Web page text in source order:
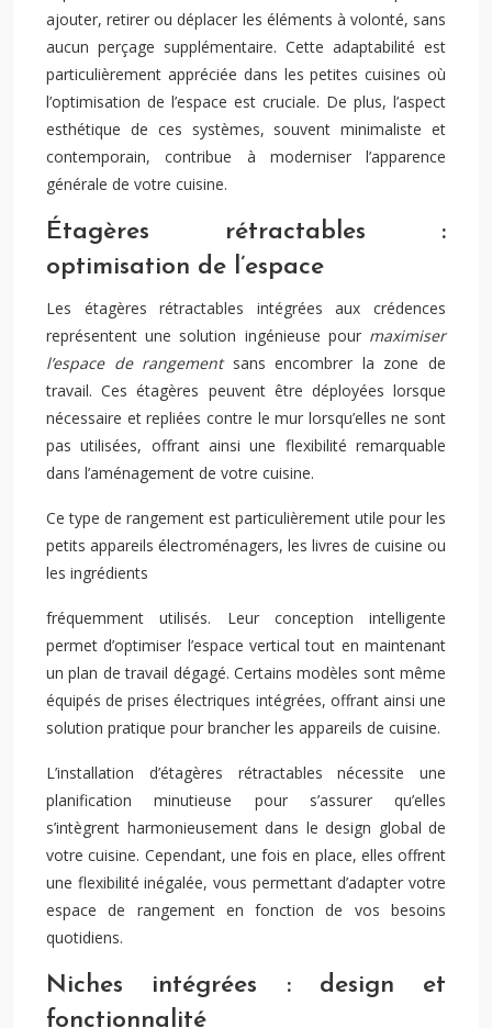
ajouter, retirer ou déplacer les éléments à volonté, sans
aucun perçage supplémentaire. Cette adaptabilité est
particulièrement appréciée dans les petites cuisines où
l’optimisation de l’espace est cruciale. De plus, l’aspect
esthétique de ces systèmes, souvent minimaliste et
contemporain, contribue à moderniser l’apparence
générale de votre cuisine.
Étagères rétractables :
optimisation de l’espace
Les étagères rétractables intégrées aux crédences
représentent une solution ingénieuse pour maximiser
l’espace de rangement sans encombrer la zone de
travail. Ces étagères peuvent être déployées lorsque
nécessaire et repliées contre le mur lorsqu’elles ne sont
pas utilisées, offrant ainsi une flexibilité remarquable
dans l’aménagement de votre cuisine.
Ce type de rangement est particulièrement utile pour les
petits appareils électroménagers, les livres de cuisine ou
les ingrédients
fréquemment utilisés. Leur conception intelligente
permet d’optimiser l’espace vertical tout en maintenant
un plan de travail dégagé. Certains modèles sont même
équipés de prises électriques intégrées, offrant ainsi une
solution pratique pour brancher les appareils de cuisine.
L’installation d’étagères rétractables nécessite une
planification minutieuse pour s’assurer qu’elles
s’intègrent harmonieusement dans le design global de
votre cuisine. Cependant, une fois en place, elles offrent
une flexibilité inégalée, vous permettant d’adapter votre
espace de rangement en fonction de vos besoins
quotidiens.
Niches intégrées : design et
fonctionnalité